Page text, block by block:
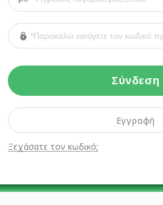
Σύνδεση
Ξεχάσατε τον κωδικό;
Εγγραφή